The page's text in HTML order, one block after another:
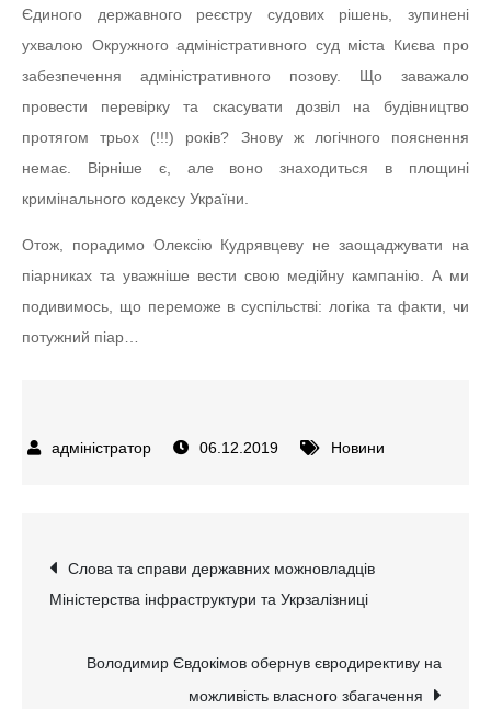
Єдиного державного реєстру судових рішень, зупинені
ухвалою Окружного адміністративного суд міста Києва про
забезпечення адміністративного позову. Що заважало
провести перевірку та скасувати дозвіл на будівництво
протягом трьох (!!!) років? Знову ж логічного пояснення
немає. Вірніше є, але воно знаходиться в площині
кримінального кодексу України.
Отож, порадимо Олексію Кудрявцеву не заощаджувати на
піарниках та уважніше вести свою медійну кампанію. А ми
подивимось, що переможе в суспільстві: логіка та факти, чи
потужний піар…
06.12.2019 Новини
Навігація
записів
Слова та справи державних можновладців
Міністерства інфраструктури та Укрзалізниці
Володимир Євдокімов обернув євродирективу на
можливість власного збагачення